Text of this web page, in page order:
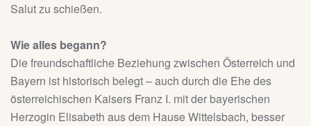
Salut zu schießen.
Wie alles begann?
Die freundschaftliche Beziehung zwischen Österreich und
Bayern ist historisch belegt – auch durch die Ehe des
österreichischen Kaisers Franz I. mit der bayerischen
Herzogin Elisabeth aus dem Hause Wittelsbach, besser